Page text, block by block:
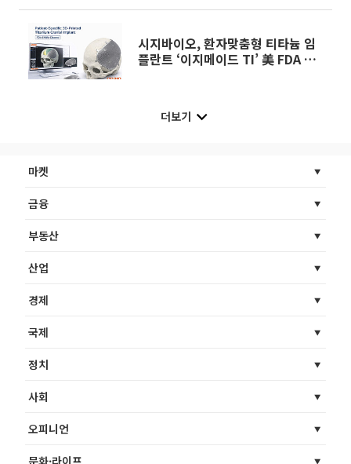
시지바이오, 환자맞춤형 티타늄 임
플란트 ‘이지메이드 TI’ 美 FDA 허
더보기
마켓
금융
부동산
산업
경제
국제
정치
사회
오피니언
문화·라이프